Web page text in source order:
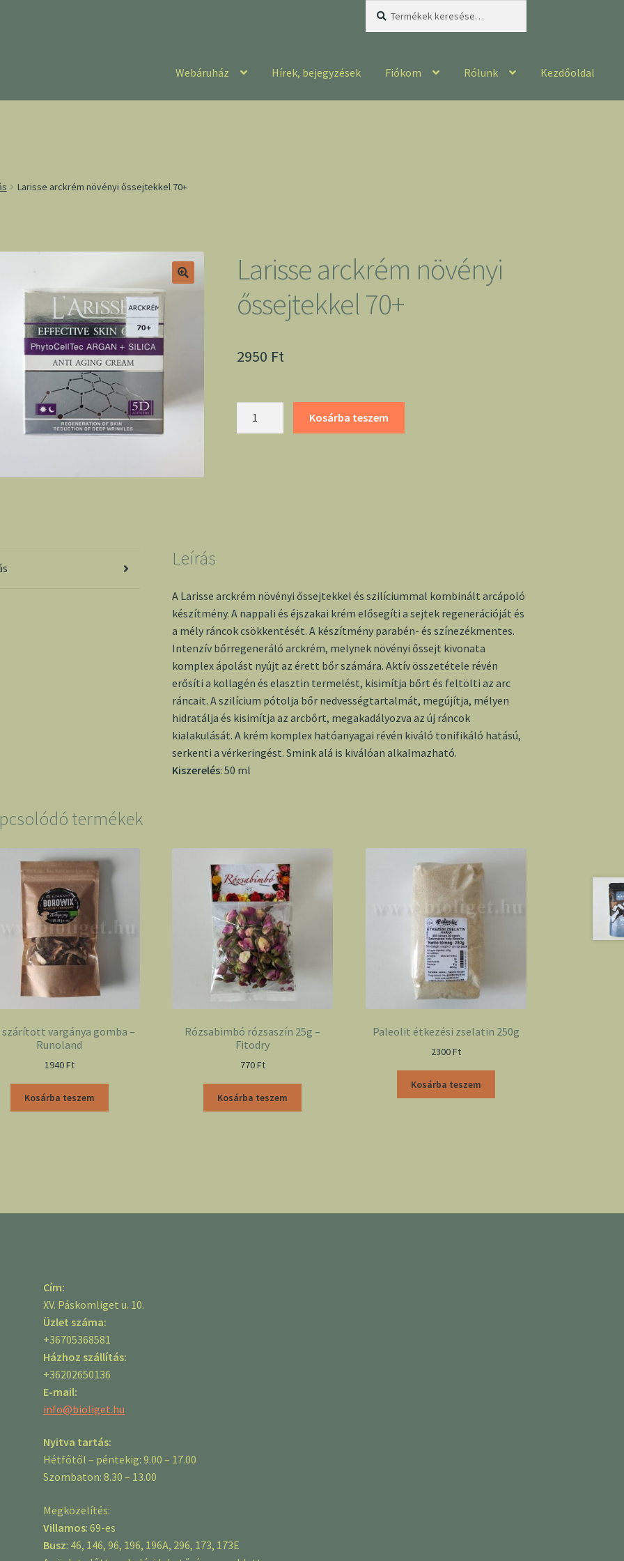
Webáruház Hírek, bejegyzések Fiókom Rólunk Kezdőoldal
Larisse arckrém növényi őssejtekkel 70+
Larisse arckrém növényi
őssejtekkel 70+
2950 Ft
Kosárba teszem
Leírás
A Larisse arckrém növényi őssejtekkel és szilíciummal kombinált arcápoló
készítmény. A nappali és éjszakai krém elősegíti a sejtek regenerációját és
a mély ráncok csökkentését. A készítmény parabén- és színezékmentes.
Intenzív bőrregeneráló arckrém, melynek növényi őssejt kivonata
komplex ápolást nyújt az érett bőr számára. Aktív összetétele révén
erősíti a kollagén és elasztin termelést, kisimítja bőrt és feltölti az arc
ráncait. A szilícium pótolja bőr nedvességtartalmát, megújítja, mélyen
hidratálja és kisimítja az arcbőrt, megakadályozva az új ráncok
kialakulását. A krém komplex hatóanyagai révén kiváló tonifikáló hatású,
serkenti a vérkeringést. Smink alá is kiválóan alkalmazható.
Kiszerelés: 50 ml
termékek
szárított vargánya gomba –
Runoland
1940Ft
Kosárba teszem
Rózsabimbó rózsaszín 25g –
Fitodry
770Ft
Kosárba teszem
Paleolit étkezési zselatin 250g
2300Ft
Kosárba teszem
Cím:
XV. Páskomliget u. 10.
Üzlet száma:
+36705368581
Házhoz szállítás:
+36202650136
E-mail:
info@bioliget.hu
Nyitva tartás:
Hétfőtől – péntekig: 9.00 – 17.00
Szombaton: 8.30 – 13.00
Megközelítés:
Villamos: 69-es
Busz: 46, 146, 96, 196, 196A, 296, 173, 173E